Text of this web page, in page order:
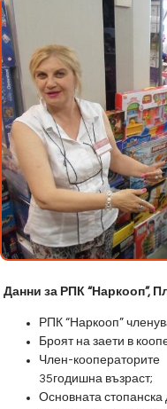
Данни за РПК “Наркооп”,
РПК “Наркооп”
Броят на заети в
Член-
35годишна възраст;
Основната стопанска